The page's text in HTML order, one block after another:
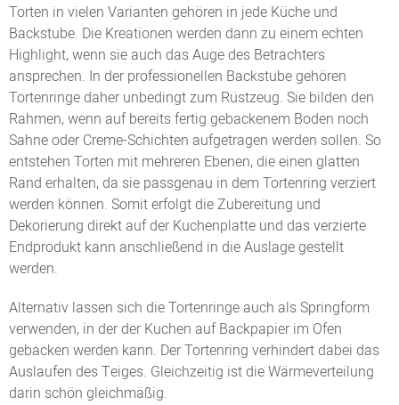
Torten in vielen Varianten gehören in jede Küche und
Backstube. Die Kreationen werden dann zu einem echten
Highlight, wenn sie auch das Auge des Betrachters
ansprechen. In der professionellen Backstube gehören
Tortenringe daher unbedingt zum Rüstzeug. Sie bilden den
Rahmen, wenn auf bereits fertig gebackenem Boden noch
Sahne oder Creme-Schichten aufgetragen werden sollen. So
entstehen Torten mit mehreren Ebenen, die einen glatten
Rand erhalten, da sie passgenau in dem Tortenring verziert
werden können. Somit erfolgt die Zubereitung und
Dekorierung direkt auf der Kuchenplatte und das verzierte
Endprodukt kann anschließend in die Auslage gestellt
werden.
Alternativ lassen sich die Tortenringe auch als Springform
verwenden, in der der Kuchen auf Backpapier im Ofen
gebacken werden kann. Der Tortenring verhindert dabei das
Auslaufen des Teiges. Gleichzeitig ist die Wärmeverteilung
darin schön gleichmäßig.